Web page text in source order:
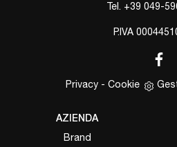
Tel. +39 049-
P.IVA
Privacy - Cookie
AZIENDA
Brand